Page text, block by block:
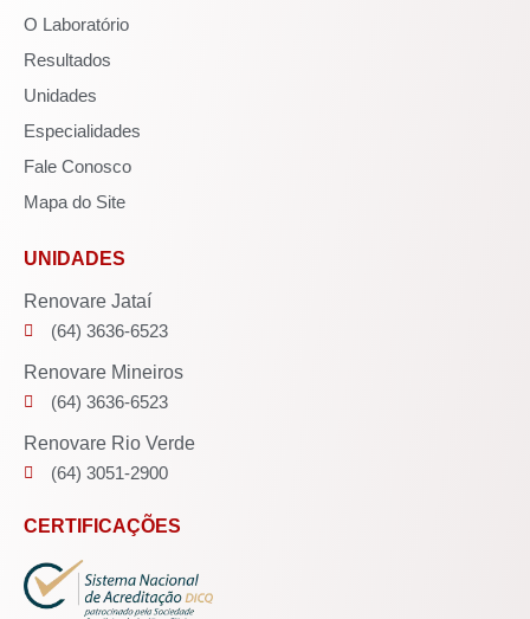
O Laboratório
Resultados
Unidades
Especialidades
Fale Conosco
Mapa do Site
UNIDADES
Renovare Jataí
(64) 3636-6523
Renovare Mineiros
(64) 3636-6523
Renovare Rio Verde
(64) 3051-2900
CERTIFICAÇÕES